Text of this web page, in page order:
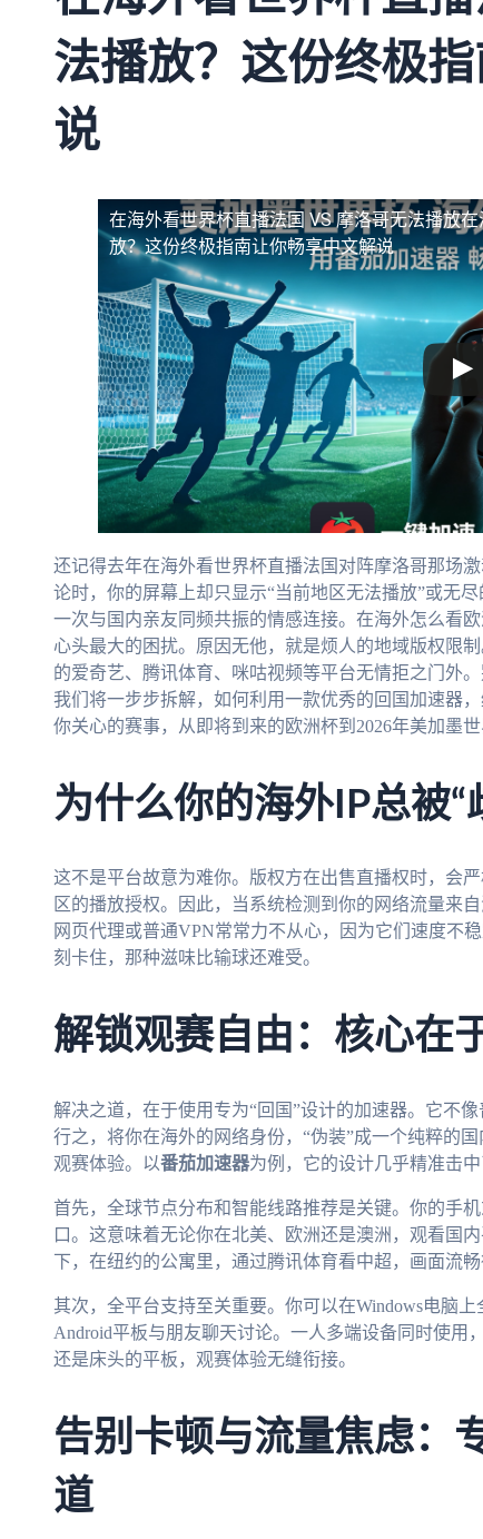
法播放？这份终极
说
在海外看世界杯直播法国 VS 摩洛哥无法播放在
放？这份终极指南让你畅享中文解说
还记得去年在海外看世界杯直播法国对阵摩洛哥那场
论时，你的屏幕上却只显示“当前地区无法播放”或无
一次与国内亲友同频共振的情感连接。在海外怎么看
心头最大的困扰。原因无他，就是烦人的地域版权限
的爱奇艺、腾讯体育、咪咕视频等平台无情拒之门外
我们将一步步拆解，如何利用一款优秀的回国加速器
你关心的赛事，从即将到来的欧洲杯到2026年美加墨世
为什么你的海外IP总被“
这不是平台故意为难你。版权方在出售直播权时，会
区的播放授权。因此，当系统检测到你的网络流量来
网页代理或普通VPN常常力不从心，因为它们速度不
刻卡住，那种滋味比输球还难受。
解锁观赛自由：核心在
解决之道，在于使用专为“回国”设计的加速器。它不
行之，将你在海外的网络身份，“伪装”成一个纯粹的
观赛体验。以番茄加速器为例，它的设计几乎精准击
首先，全球节点分布和智能线路推荐是关键。你的手
口。这意味着无论你在北美、欧洲还是澳洲，观看国
下，在纽约的公寓里，通过腾讯体育看中超，画面流畅
其次，全平台支持至关重要。你可以在Windows电脑
Android平板与朋友聊天讨论。一人多端设备同时使用
还是床头的平板，观赛体验无缝衔接。
告别卡顿与流量焦虑：
道